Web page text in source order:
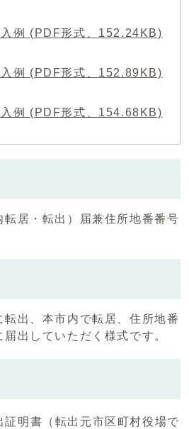
例 (PDF形式、152.24KB)
例 (PDF形式、152.89KB)
例 (PDF形式、154.68KB)
居・転出）届兼住所地番番号
出、本市内で転居、住所地番
出していただく様式です。
証明書（転出元市区町村役場で